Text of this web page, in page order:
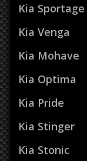
Kia Sportage
Kia Venga
Kia Mohave
Kia Optima
Kia Pride
Kia Stinger
Kia Stonic